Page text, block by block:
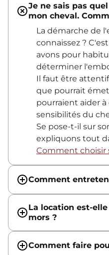
Je ne sais pas
mon cheval.
La démarche de
connaissez ?
avons pour
déterminer
Il faut être
que pourrait
pourraient aider
sensibilités du
Se pose-t-il sur
expliquons tout
Comment choisir
Comment
La location est-
mors ?
Comment faire